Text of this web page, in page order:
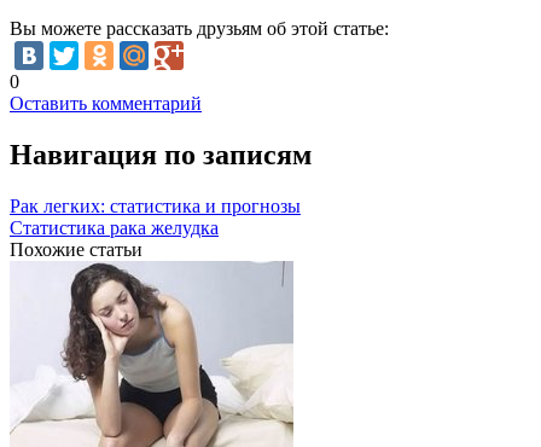
Вы можете рассказать друзьям об этой статье:
0
Оставить комментарий
Навигация по записям
Рак легких: статистика и прогнозы
Статистика рака желудка
Похожие статьи